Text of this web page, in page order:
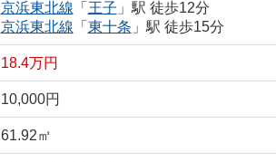
京浜東北線 「 王子 」駅 徒歩12分
京浜東北線 「 東十条 」駅 徒歩15分
18.4万円
10,000円
61.92㎡